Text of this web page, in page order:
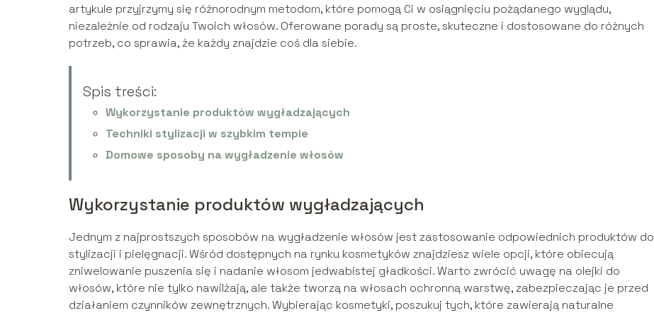
artykule przyjrzymy się różnorodnym metodom, które pomogą Ci w osiągnięciu pożądanego wyglądu,
niezależnie od rodzaju Twoich włosów. Oferowane porady są proste, skuteczne i dostosowane do różnych
potrzeb, co sprawia, że każdy znajdzie coś dla siebie.
Spis treści:
Wykorzystanie produktów wygładzających
Techniki stylizacji w szybkim tempie
Domowe sposoby na wygładzenie włosów
Wykorzystanie produktów wygładzających
Jednym z najprostszych sposobów na wygładzenie włosów jest zastosowanie odpowiednich produktów do
stylizacji i pielęgnacji. Wśród dostępnych na rynku kosmetyków znajdziesz wiele opcji, które obiecują
zniwelowanie puszenia się i nadanie włosom jedwabistej gładkości. Warto zwrócić uwagę na olejki do
włosów, które nie tylko nawilżają, ale także tworzą na włosach ochronną warstwę, zabezpieczając je przed
działaniem czynników zewnętrznych. Wybierając kosmetyki, poszukuj tych, które zawierają naturalne